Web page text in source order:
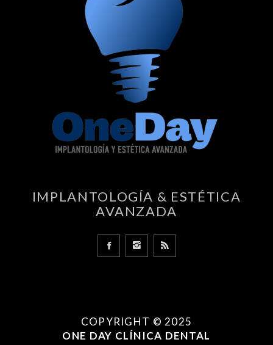
IMPLANTOLOGÍA & ESTÉTICA
AVANZADA
COPYRIGHT ©️ 2025
ONE DAY CLÍNICA DENTAL